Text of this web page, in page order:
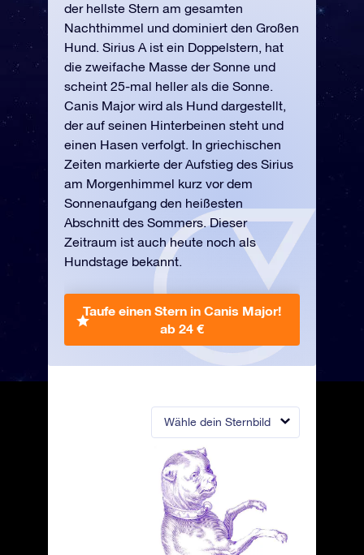
Wähle dein Sternbild
der hellste Stern am gesamten
Nachthimmel und dominiert den Großen
Hund. Sirius A ist ein Doppelstern, hat
die zweifache Masse der Sonne und
scheint 25-mal heller als die Sonne.
Canis Major wird als Hund dargestellt,
der auf seinen Hinterbeinen steht und
einen Hasen verfolgt. In griechischen
Zeiten markierte der Aufstieg des Sirius
am Morgenhimmel kurz vor dem
Sonnenaufgang den heißesten
Abschnitt des Sommers. Dieser
Zeitraum ist auch heute noch als
Hundstage bekannt.
Taufe einen Stern in Canis Major!
ab 24 €